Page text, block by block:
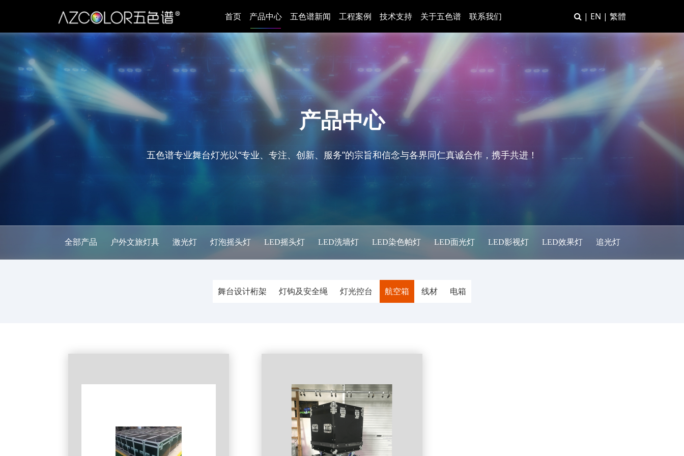
首页 产品中心 五色谱新闻 工程案例 技术支持 关于五色谱 联系我们 | EN | 繁體
产品中心
五色谱专业舞台灯光以“专业、专注、创新、服务”的宗旨和信念与各界同仁真诚合作，携手共进！
全部产品 户外文旅灯具 激光灯 灯泡摇头灯 LED摇头灯 LED洗墙灯 LED染色帕灯 LED面光灯 LED影视灯 LED效果灯 追光灯
舞台设计桁架 灯钩及安全绳 灯光控台 航空箱 线材 电箱